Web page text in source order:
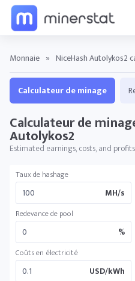
Monnaie » NiceHash Autolykos2
Calculateur de minage
Calculateur de
Autolykos2
Estimated earnings, costs, and
Taux de hashage
MH/s
Redevance de pool
%
Coûts en électricité
USD/kWh